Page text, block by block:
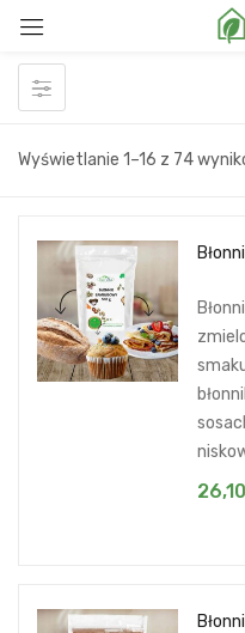
Wyświetlanie 1–16 z 74
26,10